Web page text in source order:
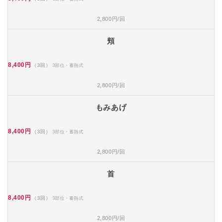
2,800円/回
頬
8,400円 （3回） 3部位・蓄熱式
2,800円/回
もみあげ
8,400円 （3回） 3部位・蓄熱式
2,800円/回
首
8,400円 （3回） 3部位・蓄熱式
2,800円/回